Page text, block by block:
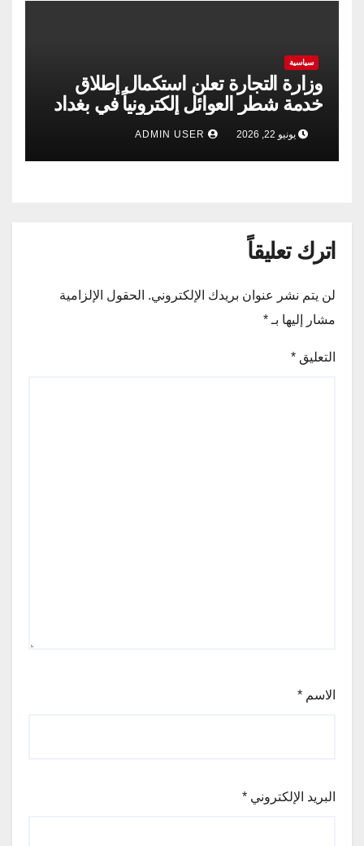
سياسية
وزارة التجارة تعلن استكمال إطلاق
خدمة شطر العوائل إلكترونياً في بغداد
وجميع المحافظات
يونيو 22, 2026
اترك تعليقاً
لن يتم نشر عنوان بريدك الإلكتروني. الحقول الإلزامية
مشار إليها بـ *
التعليق *
الاسم *
البريد الإلكتروني *